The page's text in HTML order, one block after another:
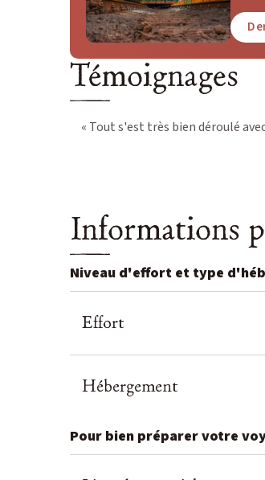
Témoignages
« Tout s'est très bien déroulé
Informations
Niveau d'effort et type
Effort
Hébergement
Pour bien préparer votre